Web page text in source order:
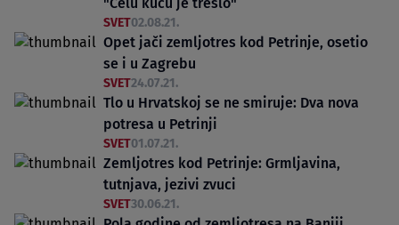
SVET02.08.21.
Opet jači zemljotres kod Petrinje, osetio
se i u Zagrebu
SVET24.07.21.
Tlo u Hrvatskoj se ne smiruje: Dva nova
potresa u Petrinji
SVET01.07.21.
Zemljotres kod Petrinje: Grmljavina,
tutnjava, jezivi zvuci
SVET30.06.21.